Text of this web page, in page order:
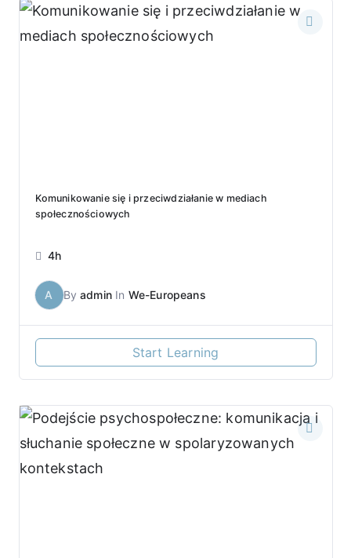
Komunikowanie się i przeciwdziałanie w mediach
społecznościowych
4h
A ByadminIn We-Europeans
Start Learning